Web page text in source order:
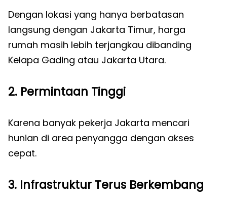
Dengan lokasi yang hanya berbatasan
langsung dengan Jakarta Timur, harga
rumah masih lebih terjangkau dibanding
Kelapa Gading atau Jakarta Utara.
2. Permintaan Tinggi
Karena banyak pekerja Jakarta mencari
hunian di area penyangga dengan akses
cepat.
3. Infrastruktur Terus Berkembang